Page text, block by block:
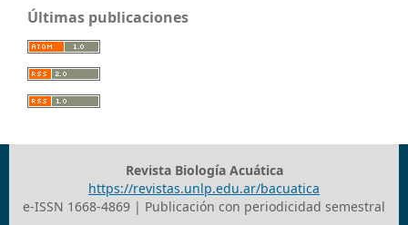
Últimas publicaciones
Revista Biología Acuática
https://revistas.unlp.edu.ar/bacuatica
e-ISSN 1668-4869 | Publicación con periodicidad semestral